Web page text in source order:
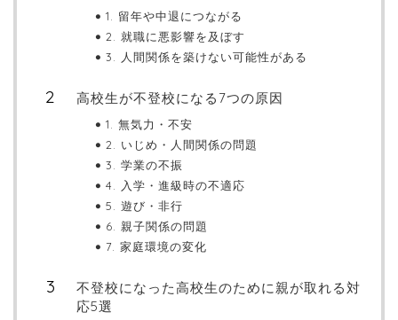
1. 留年や中退につながる
2. 就職に悪影響を及ぼす
3. 人間関係を築けない可能性がある
高校生が不登校になる7つの原因
1. 無気力・不安
2. いじめ・人間関係の問題
3. 学業の不振
4. 入学・進級時の不適応
5. 遊び・非行
6. 親子関係の問題
7. 家庭環境の変化
不登校になった高校生のために親が取れる対
応5選